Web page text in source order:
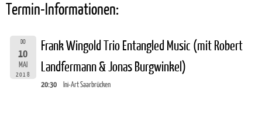
Termin-Informationen:
DO
10
MAI
2018
Frank Wingold Trio Entangled Music (mit Robert
Landfermann & Jonas Burgwinkel)
20:30 Ini-Art Saarbrücken